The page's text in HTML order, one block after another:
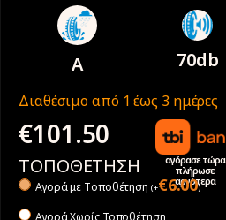
A 70db
Διαθέσιμο από 1 έως 3 ημέρες
€101.50
αγόρασε τώρα
πλήρωσε
αργότερα
ΤΟΠΟΘΕΤΗΣΗ
Αγορά με Tοποθέτηση (+€6.00)
Αγορά Χωρίς Τοποθέτηση